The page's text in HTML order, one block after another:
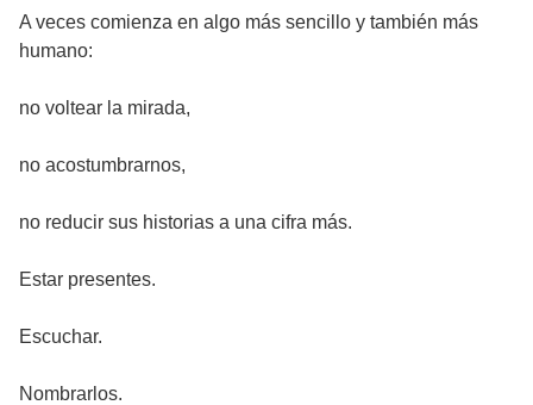
A veces comienza en algo más sencillo y también más
humano:
no voltear la mirada,
no acostumbrarnos,
no reducir sus historias a una cifra más.
Estar presentes.
Escuchar.
Nombrarlos.